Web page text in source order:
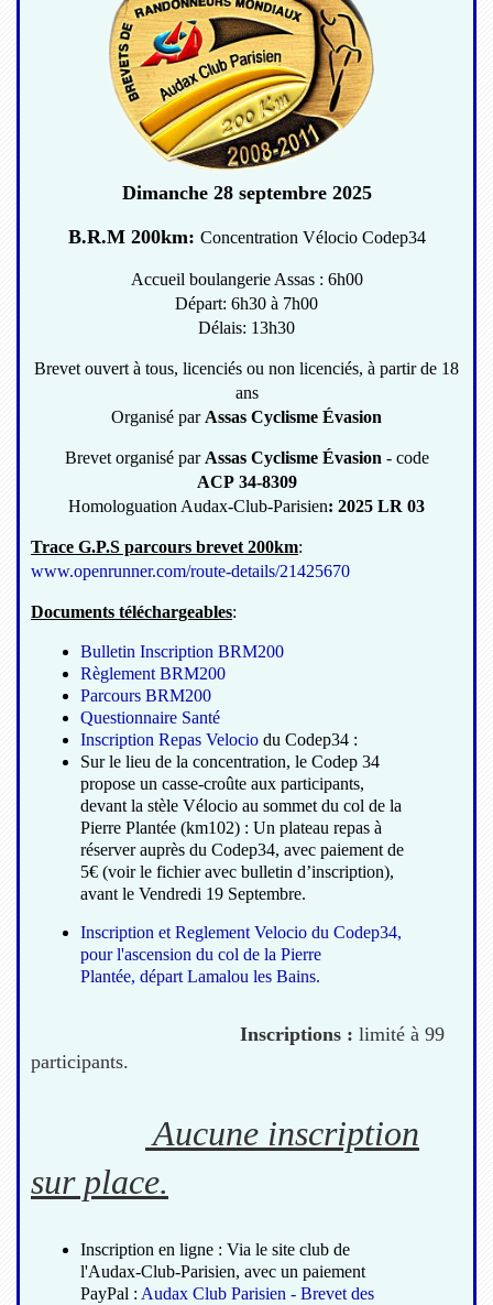
Dimanche 28 septembre 2025
B.R.M 200km: Concentration Vélocio Codep34
Accueil boulangerie Assas : 6h00
Départ: 6h30 à 7h00
Délais: 13h30
Brevet ouvert à tous, licenciés ou non licenciés, à partir de 18
ans
Organisé par Assas Cyclisme Évasion
Brevet organisé par Assas Cyclisme Évasion - code
ACP 34-8309
Homologuation Audax-Club-Parisien: 2025 LR 03
Trace G.P.S parcours brevet 200km:
www.openrunner.com/route-details/21425670
Documents téléchargeables:
Bulletin Inscription BRM200
Règlement BRM200
Parcours BRM200
Questionnaire Santé
Inscription Repas Velocio du Codep34 :
Sur le lieu de la concentration, le Codep 34
propose un casse-croûte aux participants,
devant la stèle Vélocio au sommet du col de la
Pierre Plantée (km102) : Un plateau repas à
réserver auprès du Codep34, avec paiement de
5€ (voir le fichier avec bulletin d’inscription),
avant le Vendredi 19 Septembre.
Inscription et Reglement Velocio du Codep34,
pour l'ascension du col de la Pierre
Plantée, départ Lamalou les Bains.
Inscriptions : limité à 99
participants.
Aucune inscription
sur place.
Inscription en ligne : Via le site club de
l'Audax-Club-Parisien, avec un paiement
PayPal : Audax Club Parisien - Brevet des